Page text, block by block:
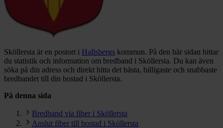
Sköllersta är en postort i Hallsbergs kommun. På den här sidan hittar
du statistik och information om bredband i Sköllersta. Du kan även
söka på din adress och direkt hitta det bästa, billigaste och snabbaste
bredbandet till din bostad i Sköllersta.
På denna sida
Bredband via fiber i Sköllersta
Anslut fiber till bostad i Sköllersta